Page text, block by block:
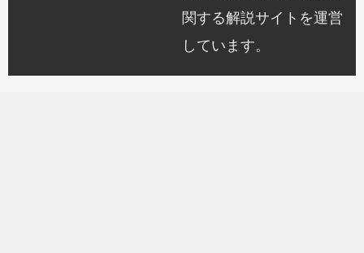
関する解説サイトを運営
しています。